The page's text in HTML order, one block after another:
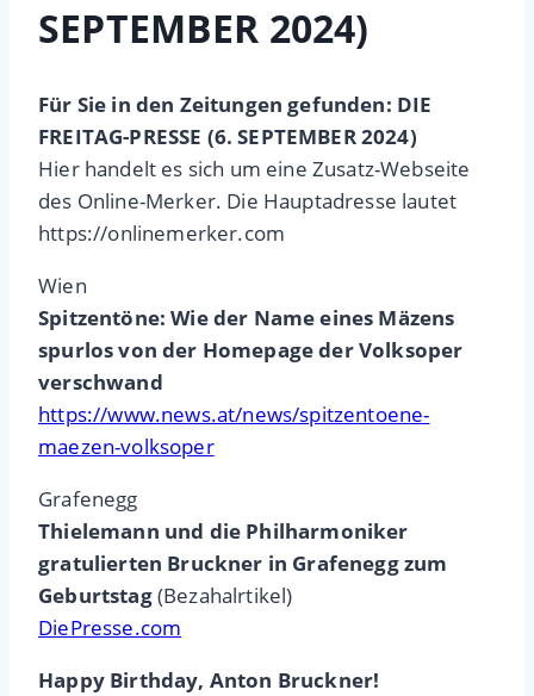
SEPTEMBER 2024)
Für Sie in den Zeitungen gefunden: DIE
FREITAG-PRESSE (6. SEPTEMBER 2024)
Hier handelt es sich um eine Zusatz-Webseite
des Online-Merker. Die Hauptadresse lautet
https://onlinemerker.com
Wien
Spitzentöne: Wie der Name eines Mäzens
spurlos von der Homepage der Volksoper
verschwand
https://www.news.at/news/spitzentoene-
maezen-volksoper
Grafenegg
Thielemann und die Philharmoniker
gratulierten Bruckner in Grafenegg zum
Geburtstag(Bezahalrtikel)
DiePresse.com
Happy Birthday, Anton Bruckner!